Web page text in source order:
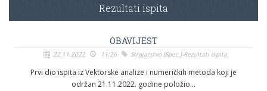
Rezultati ispita
OBAVIJEST
22.11.2022 11:26 Strojarstvo (Spec.)-Rezultati ispita
Prvi dio ispita iz Vektorske analize i numeričkih metoda koji je
održan 21.11.2022. godine položio...